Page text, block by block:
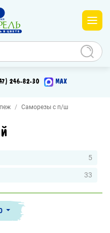
246-82-30 MAX
Саморезы с п/ш
5
33